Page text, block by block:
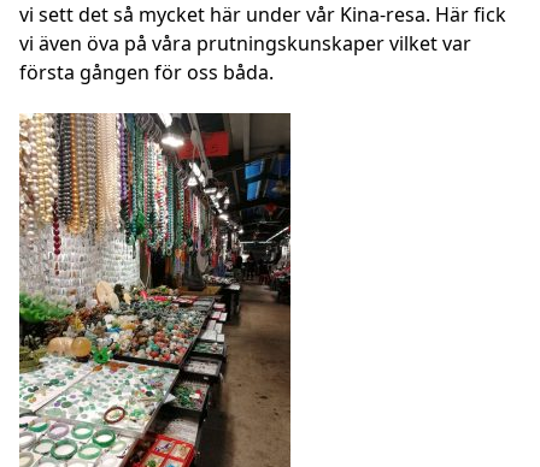
vi sett det så mycket här under vår Kina-resa. Här fick
vi även öva på våra prutningskunskaper vilket var
första gången för oss båda.